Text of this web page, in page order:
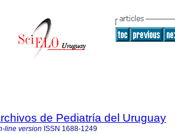
de Pediatría del Uruguay
line version ISSN 1688-1249